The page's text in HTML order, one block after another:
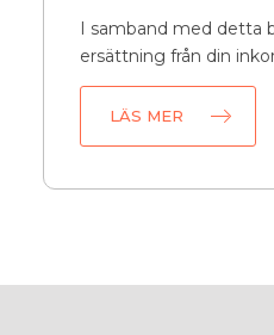
I samband med detta
ersättning från din
LÄS MER